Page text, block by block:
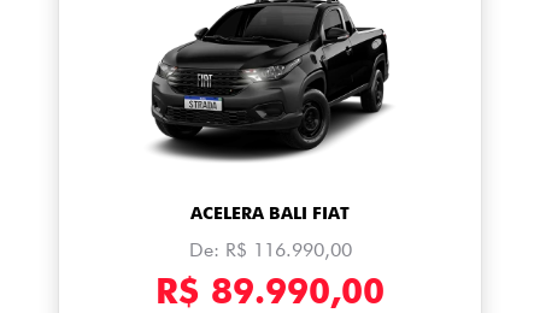
ACELERA BALI FIAT
De: R$ 116.990,00
R$ 89.990,00